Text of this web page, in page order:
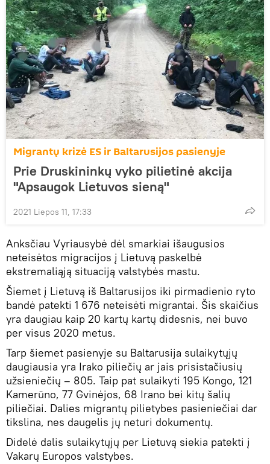
Migrantų krizė ES ir Baltarusijos pasienyje
Prie Druskininkų vyko pilietinė akcija
"Apsaugok Lietuvos sieną"
2021 Liepos 11, 17:33
Anksčiau Vyriausybė dėl smarkiai išaugusios
neteisėtos migracijos į Lietuvą paskelbė
ekstremaliąją situaciją valstybės mastu.
Šiemet į Lietuvą iš Baltarusijos iki pirmadienio ryto
bandė patekti 1 676 neteisėti migrantai. Šis skaičius
yra daugiau kaip 20 kartų kartų didesnis, nei buvo
per visus 2020 metus.
Tarp šiemet pasienyje su Baltarusija sulaikytųjų
daugiausia yra Irako piliečių ar jais prisistačiusių
užsieniečių – 805. Taip pat sulaikyti 195 Kongo, 121
Kamerūno, 77 Gvinėjos, 68 Irano bei kitų šalių
piliečiai. Dalies migrantų pilietybes pasieniečiai dar
tikslina, nes daugelis jų neturi dokumentų.
Didelė dalis sulaikytųjų per Lietuvą siekia patekti į
Vakarų Europos valstybes.